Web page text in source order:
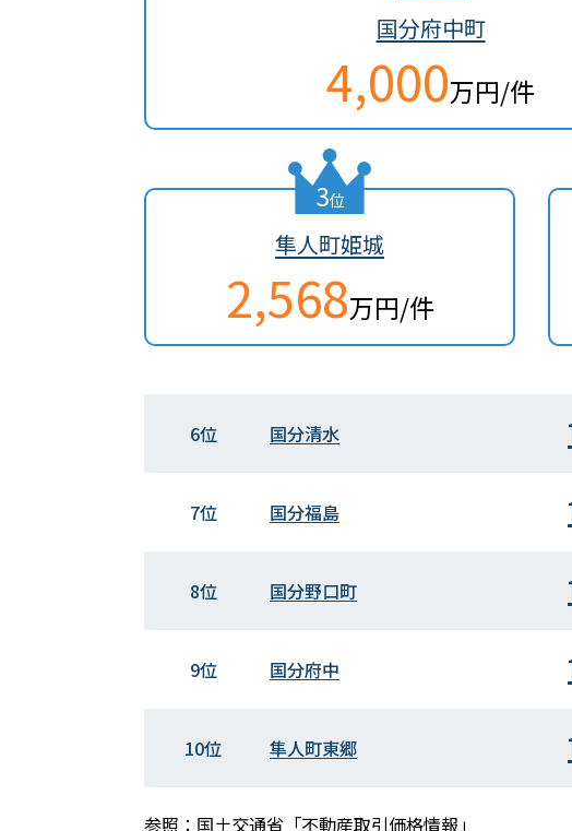
国分府中町
4,000万円/件
3位
隼人町姫城
2,568万円/件
6位 国分清水
7位 国分福島
8位 国分野口町
9位 国分府中
10位 隼人町東郷
参照：国土交通省「不動産取引価格情報」